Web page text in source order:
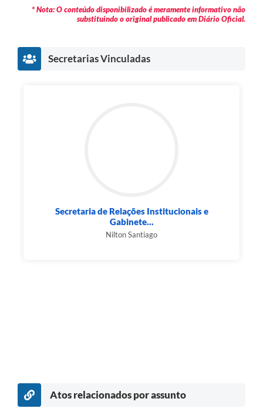
* Nota: O conteúdo disponibilizado é meramente informativo não
substituindo o original publicado em Diário Oficial.
Secretarias Vinculadas
Secretaria de Relações Institucionais e
Gabinete...
Nilton Santiago
Atos relacionados por assunto